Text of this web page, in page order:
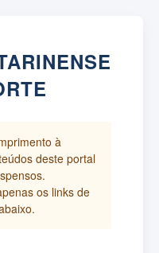
à
deste portal
os links de